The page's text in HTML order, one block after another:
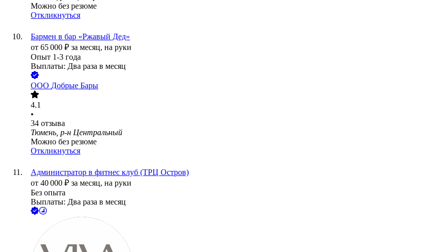
Можно без резюме
Откликнуться
Бармен в бар «Ржавый Дед»
от 65 000 ₽ за месяц, на руки
Опыт 1-3 года
Выплаты: Два раза в месяц
ООО Добрые Бары
4.1
•
34 отзыва
Тюмень, р-н Центральный
Можно без резюме
Откликнуться
Администратор в фитнес клуб (ТРЦ Остров)
от 40 000 ₽ за месяц, на руки
Без опыта
Выплаты: Два раза в месяц